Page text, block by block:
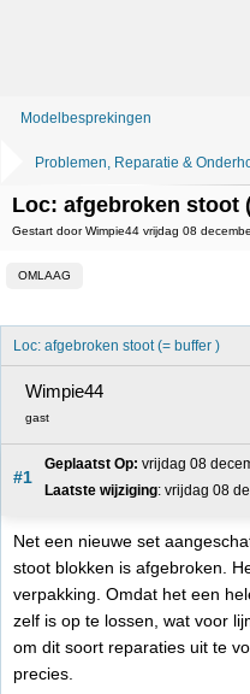
Modelbesprekingen
Problemen, Reparatie &
Loc: afgebroken stoot
Gestart door Wimpie44 vrijdag 08
OMLAAG
Loc: afgebroken stoot (= buffer )
Wimpie44
gast
#1
Geplaatst Op: vrijdag 08
Laatste wijziging: vrijdag 08
Net een nieuwe set
stoot blokken is afgebroken.
verpakking. Omdat het een
zelf is op te lossen, wat voor
om dit soort reparaties uit te
precies.